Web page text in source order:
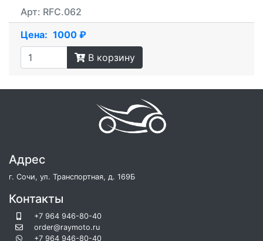
Арт: RFC.062
Цена: 1000 ₽
В корзину
Адрес
г. Сочи, ул. Транспортная, д. 169Б
Контакты
+7 964 946-80-40
order@raymoto.ru
+7 964 946-80-40